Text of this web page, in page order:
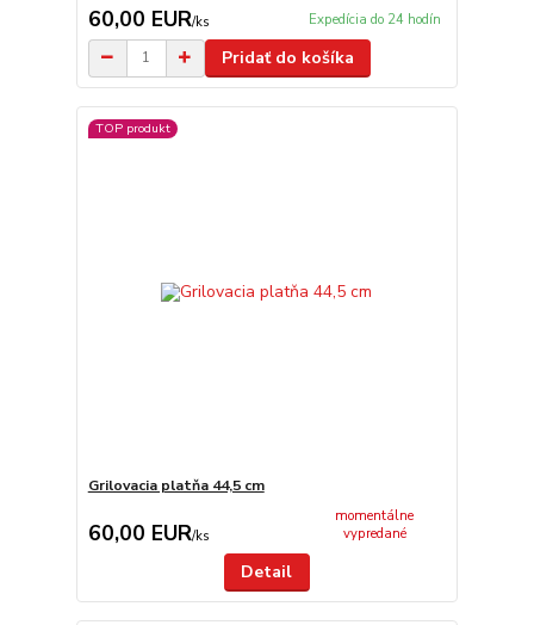
60,00 EUR/ks Expedícia do 24 hodín
Pridať do košíka
TOP produkt
Grilovacia platňa 44,5 cm
60,00 EUR/ks
momentálne
vypredané
Detail